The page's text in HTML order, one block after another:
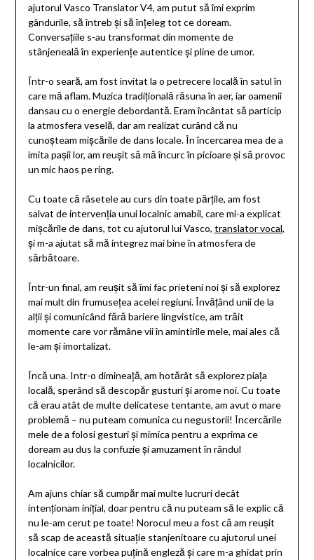
ajutorul Vasco Translator V4, am putut să îmi exprim
gândurile, să întreb și să înțeleg tot ce doream.
Conversațiile s-au transformat din momente de
stânjeneală în experiențe autentice și pline de umor.
Într-o seară, am fost invitat la o petrecere locală în satul în
care mă aflam. Muzica tradițională răsuna în aer, iar oamenii
dansau cu o energie debordantă. Eram încântat să particip
la atmosfera veselă, dar am realizat curând că nu
cunoșteam mișcările de dans locale. În încercarea mea de a
imita pașii lor, am reușit să mă încurc în picioare și să provoc
un mic haos pe ring.
Cu toate că râsetele au curs din toate părțile, am fost
salvat de intervenția unui localnic amabil, care mi-a explicat
mișcările de dans, tot cu ajutorul lui Vasco, translator vocal,
și m-a ajutat să mă integrez mai bine în atmosfera de
sărbătoare.
Într-un final, am reușit să îmi fac prieteni noi și să explorez
mai mult din frumusețea acelei regiuni. Învățând unii de la
alții și comunicând fără bariere lingvistice, am trăit
momente care vor rămâne vii în amintirile mele, mai ales că
le-am și imortalizat.
Încă una. Intr-o dimineață, am hotărât să explorez piața
locală, sperând să descopăr gusturi și arome noi. Cu toate
că erau atât de multe delicatese tentante, am avut o mare
problemă – nu puteam comunica cu negustorii! Încercările
mele de a folosi gesturi și mimica pentru a exprima ce
doream au dus la confuzie și amuzament în rândul
localnicilor.
Am ajuns chiar să cumpăr mai multe lucruri decât
intenționam inițial, doar pentru că nu puteam să le explic că
nu le-am cerut pe toate! Norocul meu a fost că am reușit
să scap de această situație stanjenitoare cu ajutorul unei
localnice care vorbea puțină engleză și care m-a ghidat prin